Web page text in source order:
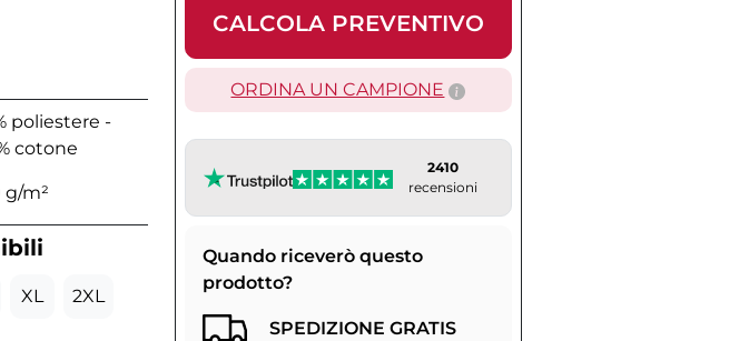
poliestere -
cotone
g/m²
XL 2XL
CALCOLA PREVENTIVO
ORDINA UN CAMPIONE
2410
recensioni
Quando riceverò questo
prodotto?
SPEDIZIONE GRATIS